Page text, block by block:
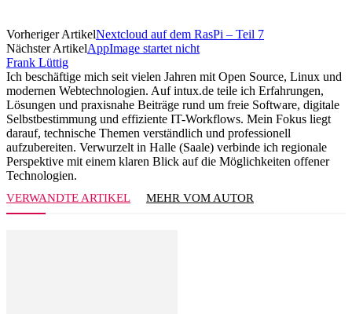
Vorheriger ArtikelNextcloud auf dem RasPi – Teil 7
Nächster ArtikelAppImage startet nicht
Frank Lüttig
Ich beschäftige mich seit vielen Jahren mit Open Source, Linux und
modernen Webtechnologien. Auf intux.de teile ich Erfahrungen,
Lösungen und praxisnahe Beiträge rund um freie Software, digitale
Selbstbestimmung und effiziente IT-Workflows. Mein Fokus liegt
darauf, technische Themen verständlich und professionell
aufzubereiten. Verwurzelt in Halle (Saale) verbinde ich regionale
Perspektive mit einem klaren Blick auf die Möglichkeiten offener
Technologien.
VERWANDTE ARTIKEL MEHR VOM AUTOR